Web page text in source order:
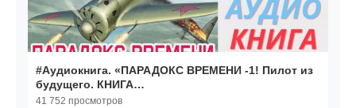
#Аудиокнига. «ПАРАДОКС ВРЕМЕНИ -1! Пилот из
будущего. КНИГА
1.#Попаданцы.#БоеваяФантастика
41 752 просмотров